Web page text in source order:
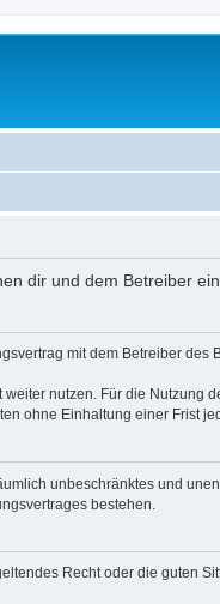
dir und dem Betreiber
mit dem Betreiber
nutzen. Für die
ohne Einhaltung einer Frist
unbeschränktes und
bestehen.
Recht oder die guten